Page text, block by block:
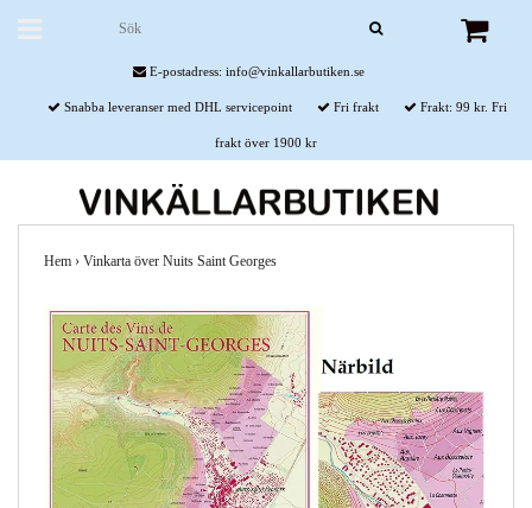
E-postadress: info@vinkallarbutiken.se
Snabba leveranser med DHL servicepoint Fri frakt Frakt: 99 kr. Fri
frakt över 1900 kr
Hem › Vinkarta över Nuits Saint Georges